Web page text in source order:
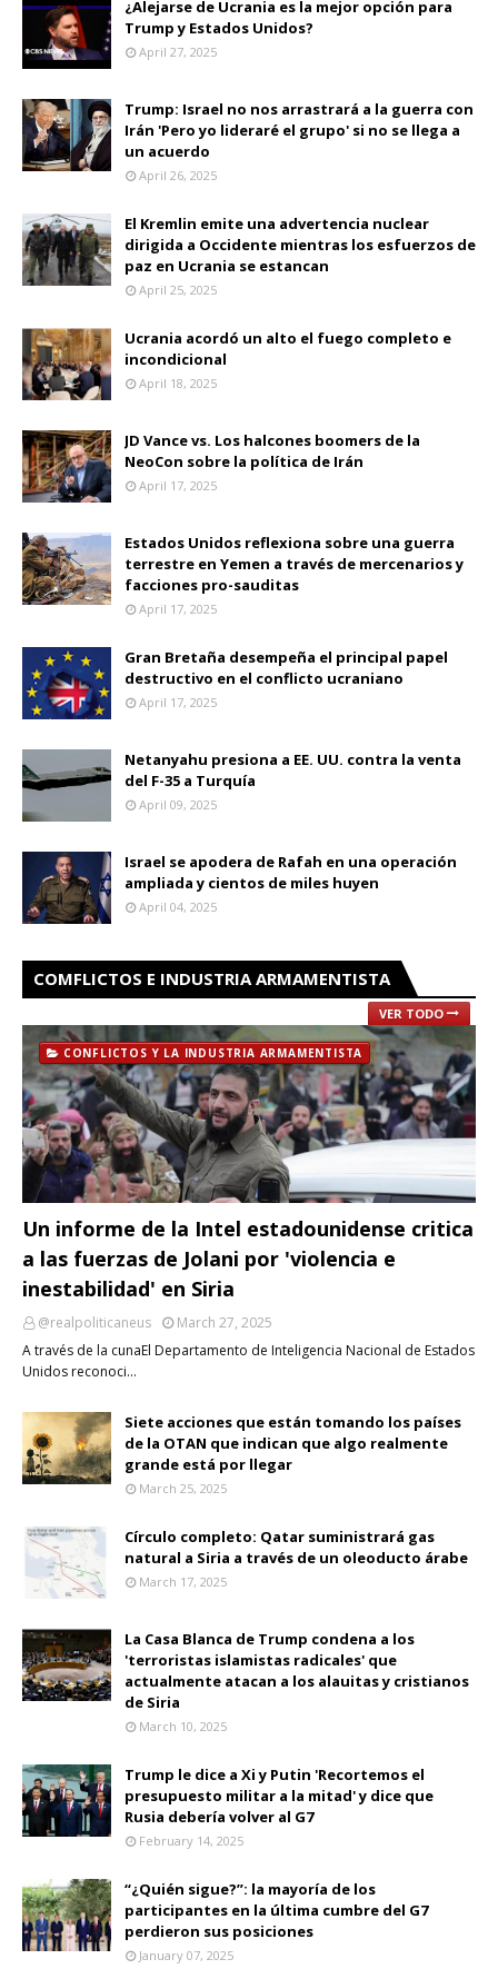
¿Alejarse de Ucrania es la mejor opción para
Trump y Estados Unidos?
April 27, 2025
Trump: Israel no nos arrastrará a la guerra con
Irán 'Pero yo lideraré el grupo' si no se llega a
un acuerdo
April 26, 2025
El Kremlin emite una advertencia nuclear
dirigida a Occidente mientras los esfuerzos de
paz en Ucrania se estancan
April 25, 2025
Ucrania acordó un alto el fuego completo e
incondicional
April 18, 2025
JD Vance vs. Los halcones boomers de la
NeoCon sobre la política de Irán
April 17, 2025
Estados Unidos reflexiona sobre una guerra
terrestre en Yemen a través de mercenarios y
facciones pro-sauditas
April 17, 2025
Gran Bretaña desempeña el principal papel
destructivo en el conflicto ucraniano
April 17, 2025
Netanyahu presiona a EE. UU. contra la venta
del F-35 a Turquía
April 09, 2025
Israel se apodera de Rafah en una operación
ampliada y cientos de miles huyen
April 04, 2025
COMFLICTOS E INDUSTRIA ARMAMENTISTA
VER TODO
CONFLICTOS Y LA INDUSTRIA ARMAMENTISTA
Un informe de la Intel estadounidense critica
a las fuerzas de Jolani por 'violencia e
inestabilidad' en Siria
@realpoliticaneus
March 27, 2025
A través de la cunaEl Departamento de Inteligencia Nacional de Estados
Unidos reconoci…
Siete acciones que están tomando los países
de la OTAN que indican que algo realmente
grande está por llegar
March 25, 2025
Círculo completo: Qatar suministrará gas
natural a Siria a través de un oleoducto árabe
March 17, 2025
La Casa Blanca de Trump condena a los
'terroristas islamistas radicales' que
actualmente atacan a los alauitas y cristianos
de Siria
March 10, 2025
Trump le dice a Xi y Putin 'Recortemos el
presupuesto militar a la mitad' y dice que
Rusia debería volver al G7
February 14, 2025
“¿Quién sigue?”: la mayoría de los
participantes en la última cumbre del G7
perdieron sus posiciones
January 07, 2025